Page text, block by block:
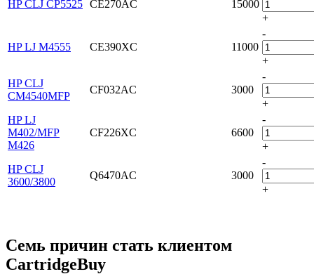
HP CLJ CP5525 CE270AC 15000
+
HP LJ M4555 CE390XC 11000
-
+
HP CLJ
CM4540MFP
CF032AC 3000
-
+
HP LJ
M402/MFP
M426
CF226XC 6600
-
+
HP CLJ
3600/3800
Q6470AC 3000
-
+
Семь причин стать клиентом
CartridgeBuy